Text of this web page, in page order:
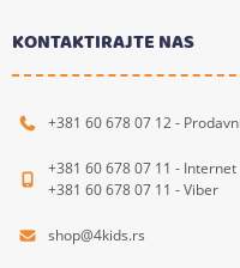
KONTAKTIRAJTE NAS
+381 60 678 07 12 -
+381 60 678 07 11 - Internet
+381 60 678 07 11 - Viber
shop@4kids.rs